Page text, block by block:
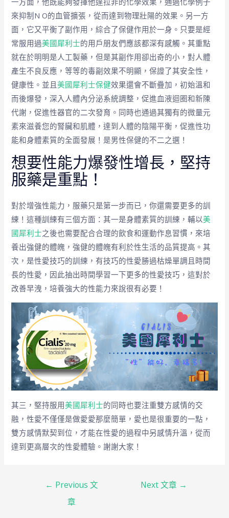
來抑制N O的血管擴張，從而達到物理壯陽的效果。另一方
面，它又平衡了副作用，綜合了保健作用於一身。只要是經
常服用過美國犀利士的用戶朋友們應該都深有感觸。其重點
就在於明明是人工製藥，但是其副作用卻出奇的小，對人體
產生不良反應，等等的毒副效果不明顯，保證了其安全性，
健康性。並且美國犀利士保健效果還會不斷疊加，初始溫和
而後爆發，深入人體內分泌系統調整，促進血液迴圈和新陳
代謝，促進性器官的二次發育。同時也通過其獨有的微量元
素來滋養您的腎臟和肌體，達到人體的陰陽平衡，促進性功
能和身體素質的全面發展！是男性保健的不二之選！
想要性能力爆發性增長，堅持
服藥是重點！
對於增強性能力，服藥只是第一步而已，你還需要更多的訓
練！這種訓練有三個方面：其一是身體素質的訓練，輔以美
國犀利士之後也需要配合合理的飲食和運動作息習慣，來培
養出強健的體魄，強健的體魄有利於性生活的品質提高。其
次，是性愛技巧的訓練，有技巧的性愛勝過枯燥單調且時間
長的性愛，因此抽出時間學習一下更多的性愛技巧，這對於
改善早洩，培養強大的性能力來說很有必要！
其三，堅持服用美國犀利士的同時也要注重雙方感情的交
融，性愛不僅僅是做愛愛那麼簡單，愛也是很重要的一點，
雙方感情默契到位，才能在性愛的過程中另感情升溫，從而
達到更高層次的性愛體驗。謝謝大家！
← Previous 文
章
Next 文章 →